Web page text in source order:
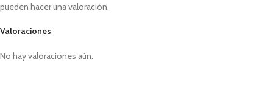
Valoraciones
No hay valoraciones aún.
pueden hacer una valoración.